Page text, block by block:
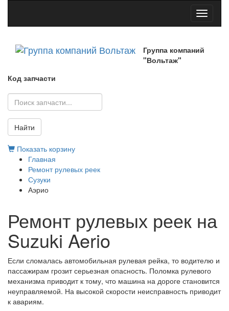
Toggle
Группа компаний
"Вольтаж"
Код запчасти
Найти
Показать корзину
Главная
Ремонт рулевых реек
Сузуки
Аэрио
Ремонт рулевых реек на
Suzuki Aerio
Если сломалась автомобильная рулевая рейка, то водителю и
пассажирам грозит серьезная опасность. Поломка рулевого
механизма приводит к тому, что машина на дороге становится
неуправляемой. На высокой скорости неисправность приводит
к авариям.